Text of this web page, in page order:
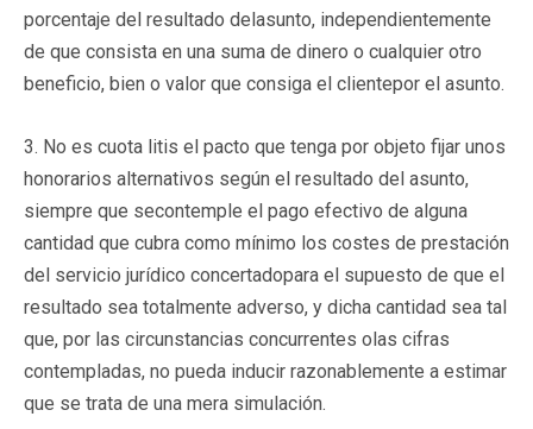
porcentaje del resultado delasunto, independientemente
de que consista en una suma de dinero o cualquier otro
beneficio, bien o valor que consiga el clientepor el asunto.
3. No es cuota litis el pacto que tenga por objeto fijar unos
honorarios alternativos según el resultado del asunto,
siempre que secontemple el pago efectivo de alguna
cantidad que cubra como mínimo los costes de prestación
del servicio jurídico concertadopara el supuesto de que el
resultado sea totalmente adverso, y dicha cantidad sea tal
que, por las circunstancias concurrentes olas cifras
contempladas, no pueda inducir razonablemente a estimar
que se trata de una mera simulación.